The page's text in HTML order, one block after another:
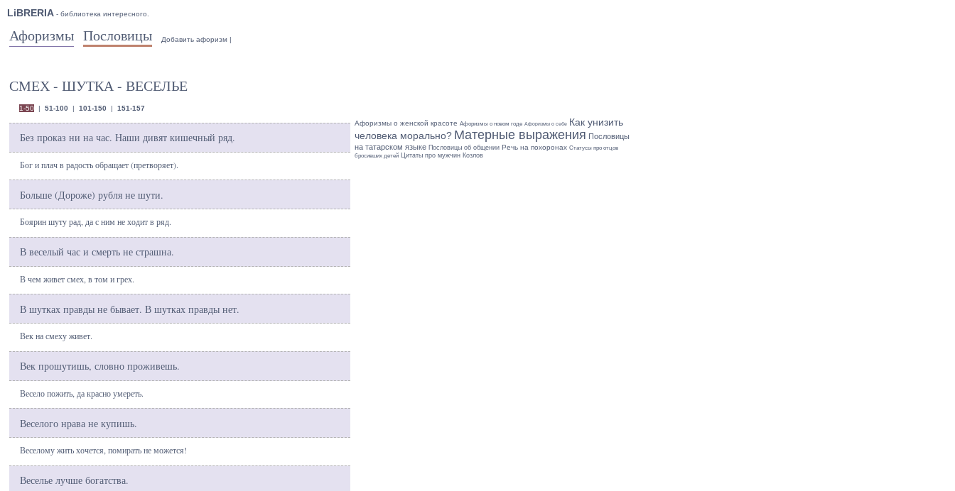
LiBRERIA - библиотека интересного.
Афоризмы Пословицы Добавить афоризм |
СМЕХ - ШУТКА - ВЕСЕЛЬЕ
1-50| 51-100 101-150 151-157
Без проказ ни на час. Наши дивят кишечный ряд.
Бог и плач в радость обращает (претворяет).
Больше (Дороже) рубля не шути.
Боярин шуту рад, да с ним не ходит в ряд.
В веселый час и смерть не страшна.
В чем живет смех, в том и грех.
В шутках правды не бывает. В шутках правды нет.
Век на смеху живет.
Век прошутишь, словно проживешь.
Весело пожить, да красно умереть.
Веселого нрава не купишь.
Веселому жить хочется, помирать не можется!
Веселье лучше богатства.
Афоризмы о женской красоте Афоризмы о новом годе Афоризмы о себе Как унизить
человека морально? Матерные выражения Пословицы
на татарском языке Пословицы об общении Речь на похоронах Статусы про отцов
бросивших детей Цитаты про мужчин Козлов